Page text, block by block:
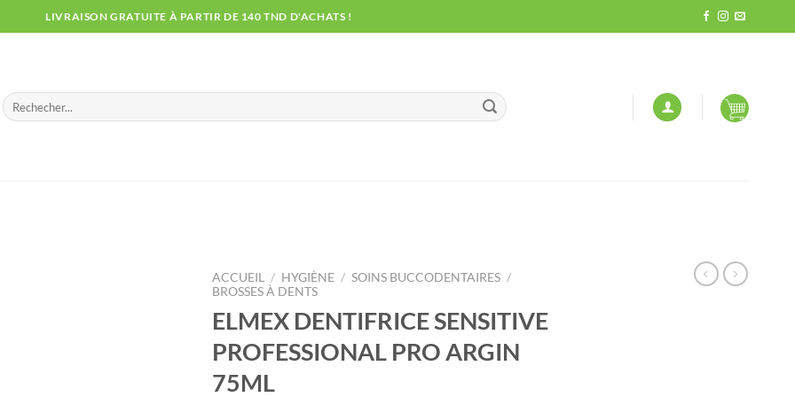
LIVRAISON GRATUITE À PARTIR DE 140 TND D'ACHATS !
Recherche
pour :
ACCUEIL / HYGIÈNE / SOINS BUCCODENTAIRES /
BROSSES À DENTS
ELMEX DENTIFRICE SENSITIVE
PROFESSIONAL PRO ARGIN
75ML